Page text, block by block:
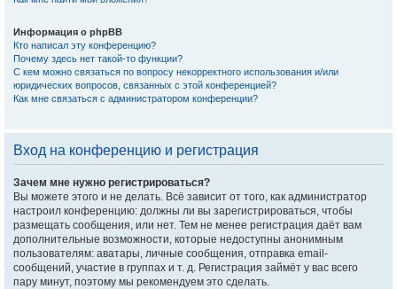
Информация о phpBB
Кто написал эту конференцию?
Почему здесь нет такой-то функции?
С кем можно связаться по вопросу некорректного использования и/или
юридических вопросов, связанных с этой конференцией?
Как мне связаться с администратором конференции?
Вход на конференцию и регистрация
Зачем мне нужно регистрироваться?
Вы можете этого и не делать. Всё зависит от того, как администратор
настроил конференцию: должны ли вы зарегистрироваться, чтобы
размещать сообщения, или нет. Тем не менее регистрация даёт вам
дополнительные возможности, которые недоступны анонимным
пользователям: аватары, личные сообщения, отправка email-
сообщений, участие в группах и т. д. Регистрация займёт у вас всего
пару минут, поэтому мы рекомендуем это сделать.